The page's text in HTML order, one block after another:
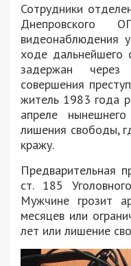
Сотрудники
видеонаблюдения
ходе дальнейшего
задержан
совершения
житель 1983 года
апреле
лишения свободы,
кражу.
Предварительная
ст. 185
Мужчине грозит
месяцев или
лет или лишение